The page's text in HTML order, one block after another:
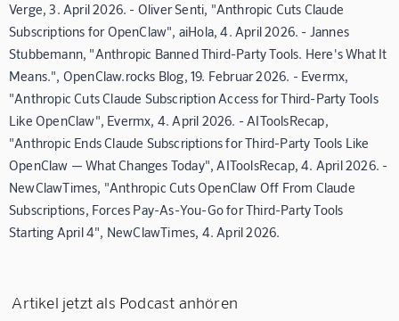
Verge, 3. April 2026. - Oliver Senti, "Anthropic Cuts Claude
Subscriptions for OpenClaw", aiHola, 4. April 2026. - Jannes
Stubbemann, "Anthropic Banned Third-Party Tools. Here's What It
Means.", OpenClaw.rocks Blog, 19. Februar 2026. - Evermx,
"Anthropic Cuts Claude Subscription Access for Third-Party Tools
Like OpenClaw", Evermx, 4. April 2026. - AIToolsRecap,
"Anthropic Ends Claude Subscriptions for Third-Party Tools Like
OpenClaw — What Changes Today", AIToolsRecap, 4. April 2026. -
NewClawTimes, "Anthropic Cuts OpenClaw Off From Claude
Subscriptions, Forces Pay-As-You-Go for Third-Party Tools
Starting April 4", NewClawTimes, 4. April 2026.
Artikel jetzt als Podcast anhören